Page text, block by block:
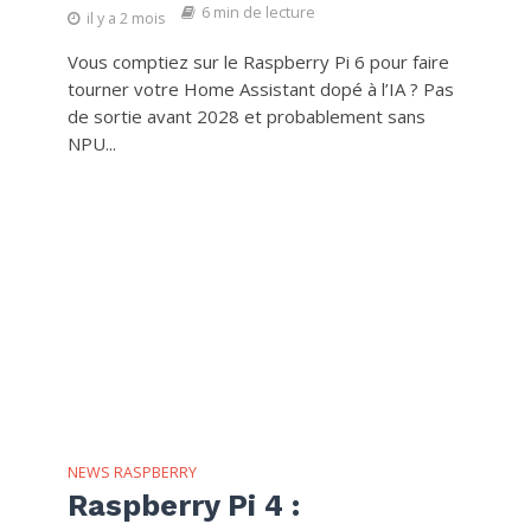
il y a 2 mois 6 min de lecture
Vous comptiez sur le Raspberry Pi 6 pour faire
tourner votre Home Assistant dopé à l’IA ? Pas
de sortie avant 2028 et probablement sans
NPU...
NEWS RASPBERRY
Raspberry Pi 4 :